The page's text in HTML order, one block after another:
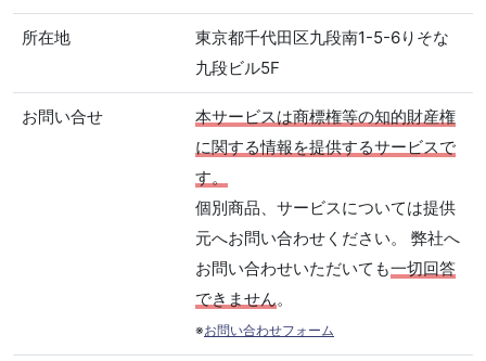
所在地
東京都千代田区九段南1-5-6りそな
九段ビル5F
お問い合せ
本サービスは商標権等の知的財産権
に関する情報を提供するサービスで
す。
個別商品、サービスについては提供
元へお問い合わせください。 弊社へ
お問い合わせいただいても一切回答
できません。
※お問い合わせフォーム